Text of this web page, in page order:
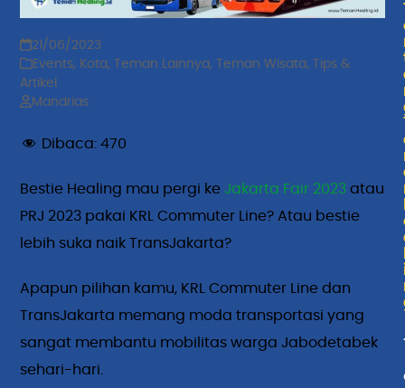
21/06/2023
Events, Kota, Teman Lainnya, Teman Wisata,
Tips &
Artikel
Mandrias
Dibaca: 470
Bestie Healing mau pergi keJakarta Fair 2023 atau
PRJ 2023 pakai KRL Commuter Line? Atau bestie
lebih suka naik TransJakarta?
Apapun pilihan kamu, KRL Commuter Line dan
TransJakarta memang moda transportasi yang
sangat membantu mobilitas warga Jabodetabek
sehari-hari.